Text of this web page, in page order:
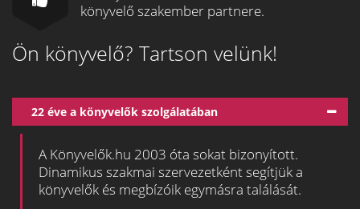
könyvelő szakember partnere.
Ön könyvelő? Tartson velünk!
22 éve a könyvelők szolgálatában
A Könyvelők.hu 2003 óta sokat bizonyított.
Dinamikus szakmai szervezetként segítjük a
könyvelők és megbízóik egymásra találását.